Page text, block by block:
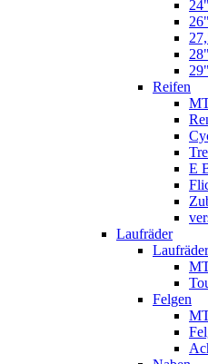
24"
26"
28"
29"
Reifen
E
Laufräder
Laufräder
Felgen